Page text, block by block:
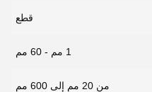
قطع
1 مم - 60 مم
من 20 مم إلى 600 مم